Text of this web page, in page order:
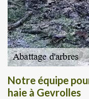
Notre équipe
haie à Gevrolles